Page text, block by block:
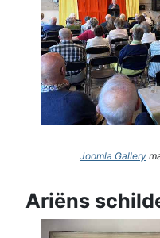
Joomla Gallery
Ariëns